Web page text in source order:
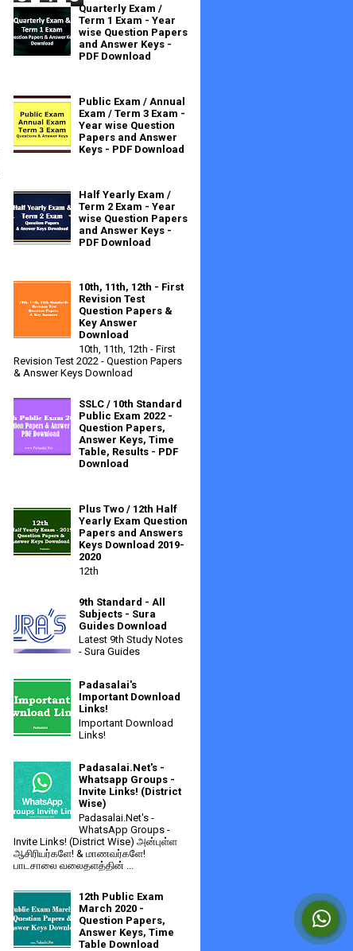
Quarterly Exam /
Term 1 Exam - Year
wise Question Papers
and Answer Keys -
PDF Download
Public Exam / Annual
Exam / Term 3 Exam -
Year wise Question
Papers and Answer
Keys - PDF Download
Half Yearly Exam /
Term 2 Exam - Year
wise Question Papers
and Answer Keys -
PDF Download
10th, 11th, 12th - First
Revision Test
Question Papers &
Key Answer
Download
10th, 11th, 12th - First
Revision Test 2022 - Question Papers
& Answer Keys Download
SSLC / 10th Standard
Public Exam 2022 -
Question Papers,
Answer Keys, Time
Table, Results - PDF
Download
Plus Two / 12th Half
Yearly Exam Question
Papers and Answers
Keys Download 2019-
2020
12th
9th Standard - All
Subjects - Sura
Guides Download
Latest 9th Study Notes
- Sura Guides
Padasalai's
Important Download
Links!
Important Download
Links!
Padasalai.Net's -
Whatsapp Groups -
Invite Links! (District
Wise)
Padasalai.Net's -
WhatsApp Groups -
Invite Links! (District Wise) அன்புள்ள
ஆசிரியர்களே! & மாணவர்களே!
பாடசாலை வலைதளத்தின் ...
12th Public Exam
March 2020 -
Question Papers,
Answer Keys, Time
Table Download